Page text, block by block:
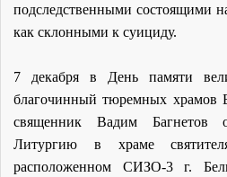
подследственными состоящими
как склонными к суициду.
7 декабря в День памяти
благочинный тюремных храмов
священник Вадим Багнетов
Литургию в храме
расположенном СИЗО-3 г.